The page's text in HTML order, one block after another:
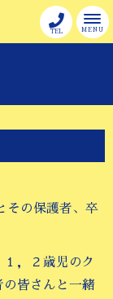
MENU
TEL
その保護者、卒
，２歳児のク
皆さんと一緒